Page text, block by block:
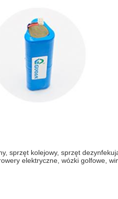
sprzęt kolejowy, sprzęt
elektryczne, wózki golfowe,